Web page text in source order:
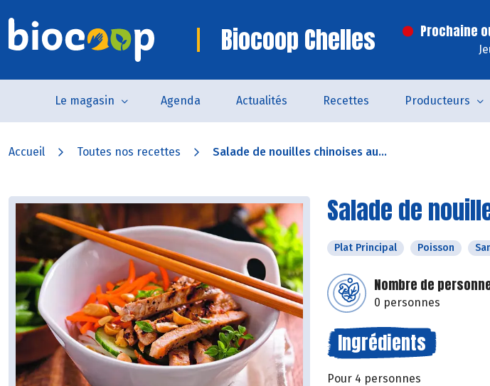
Biocoop Chelles Prochaine
Le magasin Agenda Actualités Recettes Producteurs
Accueil Toutes nos recettes Salade de nouilles chinoises au...
Salade de
Plat Principal Poisson
Nombre de
0 personnes
Ingrédients
Pour 4 personnes